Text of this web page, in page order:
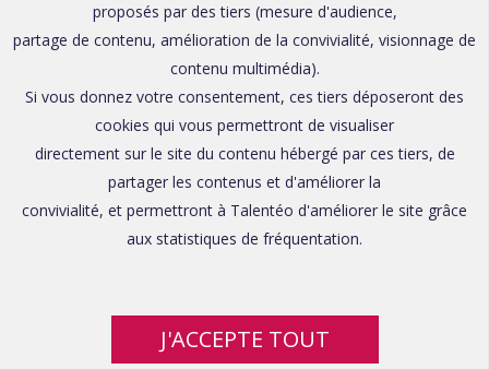
proposés par des tiers (mesure d'audience,
partage de contenu, amélioration de la convivialité, visionnage de
contenu multimédia).
Si vous donnez votre consentement, ces tiers déposeront des
cookies qui vous permettront de visualiser
directement sur le site du contenu hébergé par ces tiers, de
partager les contenus et d'améliorer la
convivialité, et permettront à Talentéo d'améliorer le site grâce
aux statistiques de fréquentation.
J'ACCEPTE TOUT